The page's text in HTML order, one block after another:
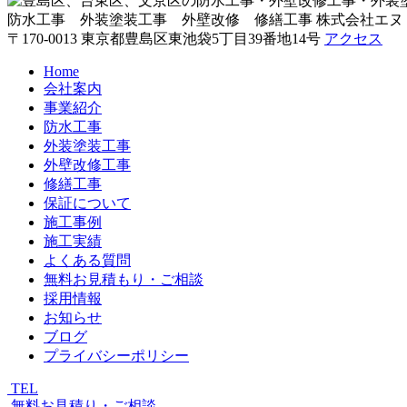
防水工事 外装塗装工事 外壁改修 修繕工事 株式会社エヌ
〒170-0013 東京都豊島区東池袋5丁目39番地14号 アクセス
Home
会社案内
事業紹介
防水工事
外装塗装工事
外壁改修工事
修繕工事
保証について
施工事例
施工実績
よくある質問
無料お見積もり・ご相談
採用情報
お知らせ
ブログ
プライバシーポリシー
TEL